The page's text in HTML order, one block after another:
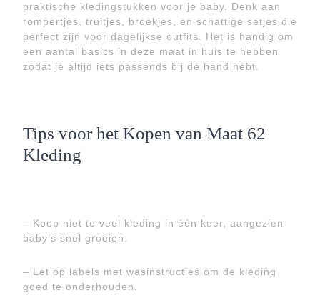
praktische kledingstukken voor je baby. Denk aan
rompertjes, truitjes, broekjes, en schattige setjes die
perfect zijn voor dagelijkse outfits. Het is handig om
een aantal basics in deze maat in huis te hebben
zodat je altijd iets passends bij de hand hebt.
Tips voor het Kopen van Maat 62
Kleding
– Koop niet te veel kleding in één keer, aangezien
baby’s snel groeien.
– Let op labels met wasinstructies om de kleding
goed te onderhouden.